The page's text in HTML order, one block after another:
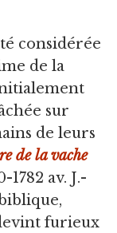
considérée
de la
sur
de leurs
de la vache
1782 av. J.-
furieux